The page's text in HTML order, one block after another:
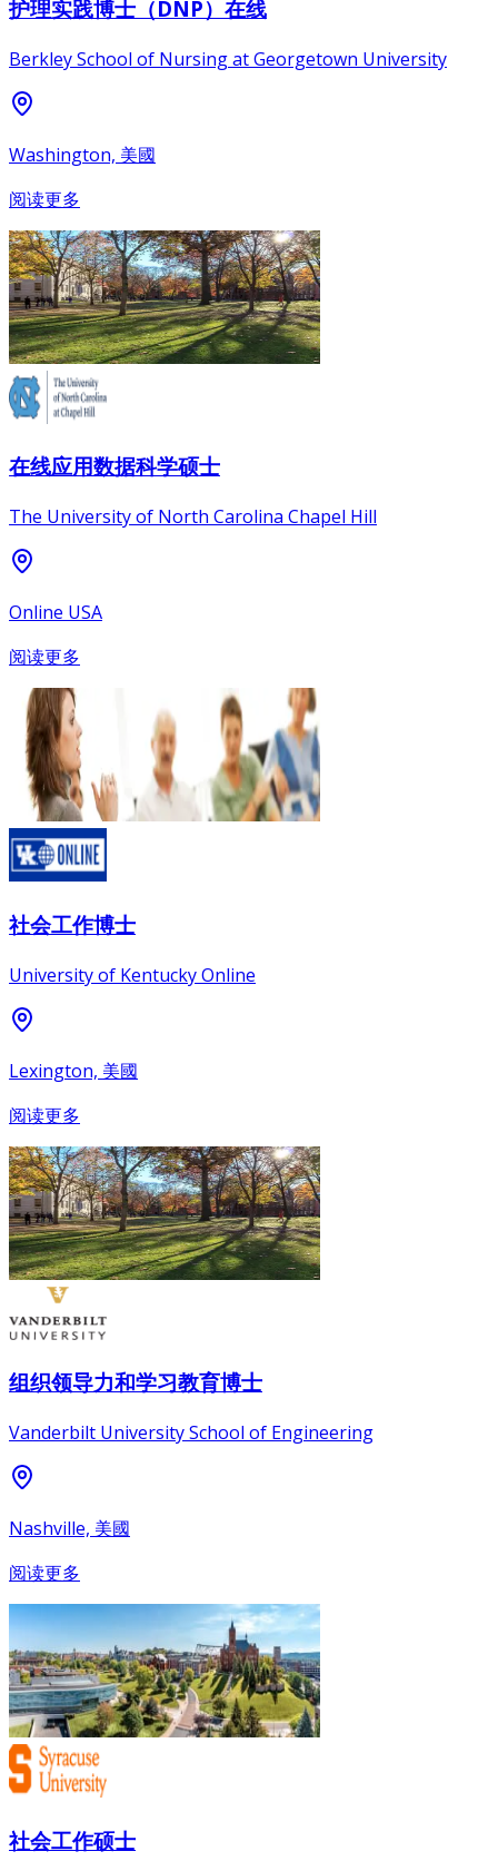
护理实践博士（DNP）在线
Berkley School of Nursing at Georgetown University
Washington, 美國
阅读更多
在线应用数据科学硕士
The University of North Carolina Chapel Hill
Online USA
阅读更多
社会工作博士
University of Kentucky Online
Lexington, 美國
阅读更多
组织领导力和学习教育博士
Vanderbilt University School of Engineering
Nashville, 美國
阅读更多
社会工作硕士